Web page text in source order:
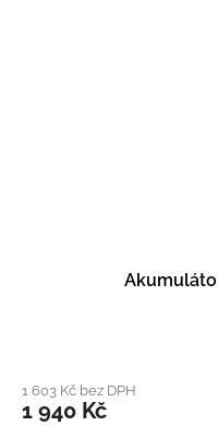
1 603 Kč bez DPH
1 940 Kč